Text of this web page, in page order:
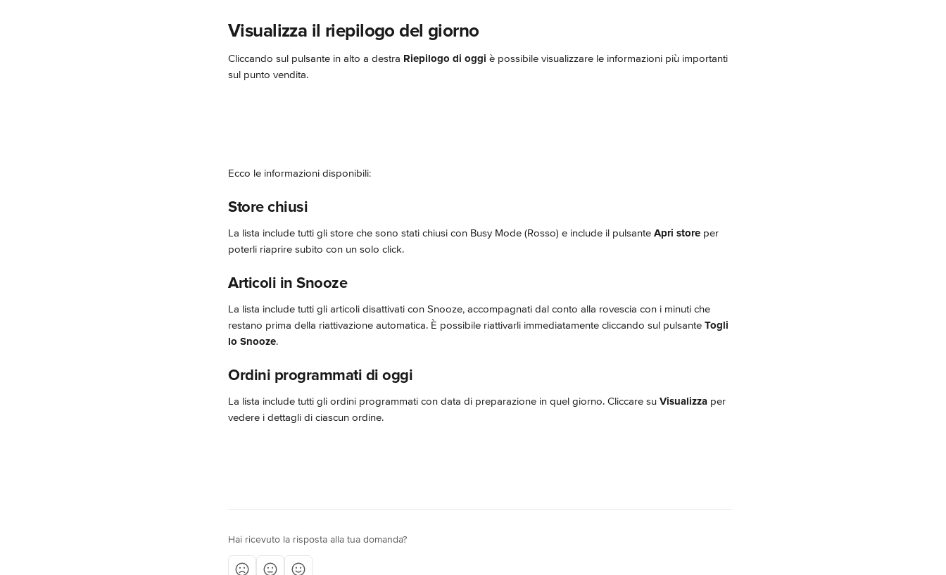
Visualizza il riepilogo del giorno
Cliccando sul pulsante in alto a destra Riepilogo di oggi è possibile visualizzare le informazioni più importanti
sul punto vendita.
Ecco le informazioni disponibili:
Store chiusi
La lista include tutti gli store che sono stati chiusi con Busy Mode (Rosso) e include il pulsante Apri store per
poterli riaprire subito con un solo click.
Articoli in Snooze
La lista include tutti gli articoli disattivati con Snooze, accompagnati dal conto alla rovescia con i minuti che
restano prima della riattivazione automatica. È possibile riattivarli immediatamente cliccando sul pulsante Togli
lo Snooze.
Ordini programmati di oggi
La lista include tutti gli ordini programmati con data di preparazione in quel giorno. Cliccare su Visualizza per
vedere i dettagli di ciascun ordine.
Hai ricevuto la risposta alla tua domanda?